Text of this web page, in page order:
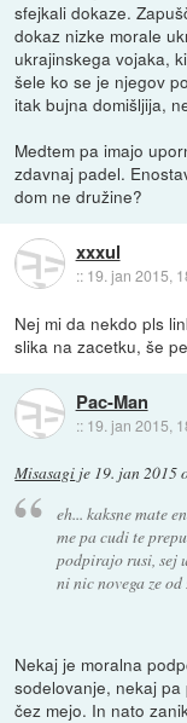
sfejkali dokaze.
dokaz nizke morale
ukrajinskega vojaka,
šele ko se je njegov
itak bujna domišljija,
Medtem pa imajo
zdavnaj padel.
dom ne družine?
xxxul
:: 19. jan 2015,
Nej mi da nekdo pls
slika na zacetku, še
Pac-Man
:: 19. jan 2015,
Misasagi je 19. jan 2015
eh... kaksne mate
me pa cudi te
podpirajo rusi, sej
ni nic novega ze
Nekaj je moralna
sodelovanje, nekaj
čez mejo. In nato